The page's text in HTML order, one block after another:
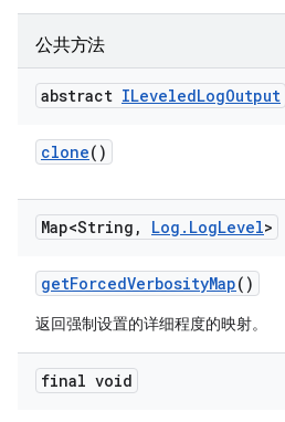
公共方法
abstract ILeveledLogOutput
clone()
Map<String , Log . LogLevel>
getForcedVerbosityMap()
返回强制设置的详细程度的映射。
final void